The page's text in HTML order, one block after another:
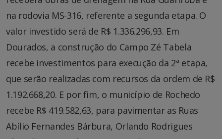
na rodovia MS-316, referente a segunda etapa. O
valor investido será de R$ 1.336.296,93. Em
Dourados, a construção do Campo Zé Tabela
recebe investimentos para execução da 2ª etapa,
que serão realizadas com recursos da ordem de R$
1.192.668,20. E por fim, o município de Rochedo
recebe R$ 419.582,63, para pavimentar as Ruas
Abílio Fernandes Bárbura, Orlando Rodrigues